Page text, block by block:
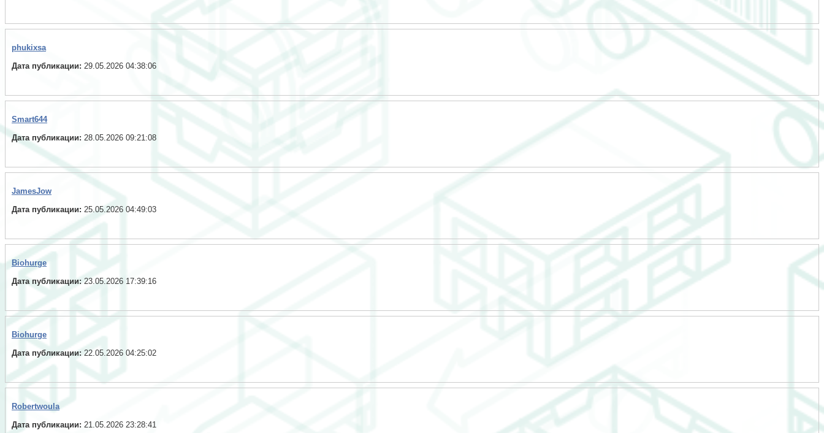
phukixsa
Дата публикации: 29.05.2026 04:38:06
Smart644
Дата публикации: 28.05.2026 09:21:08
JamesJow
Дата публикации: 25.05.2026 04:49:03
Biohurge
Дата публикации: 23.05.2026 17:39:16
Biohurge
Дата публикации: 22.05.2026 04:25:02
Robertwoula
Дата публикации: 21.05.2026 23:28:41